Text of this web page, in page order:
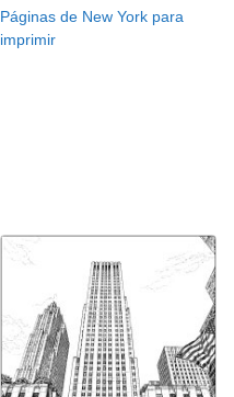
Páginas de New York para
imprimir